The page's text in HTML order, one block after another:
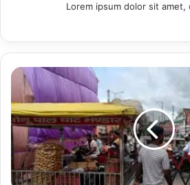
Lorem ipsum dolor sit amet,